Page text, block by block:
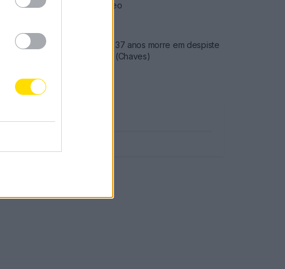
preço do gasóleo
Famalicense de 37 anos morre em despiste
de mota na A24 (Chaves)
Publicidade